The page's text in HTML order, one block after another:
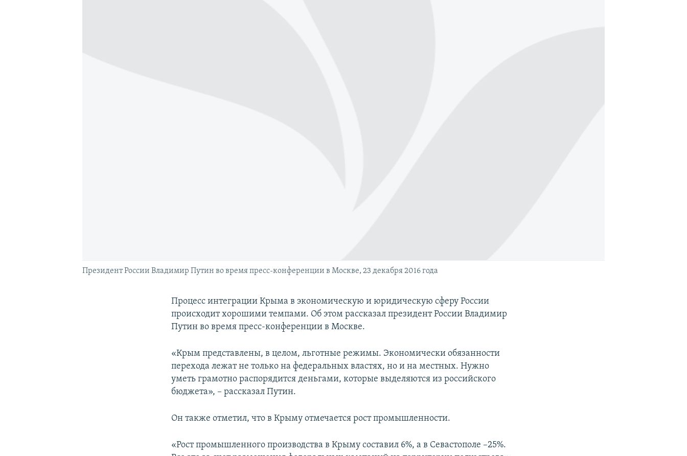
Президент России Владимир Путин во время пресс-конференции в Москве, 23 декабря 2016 года
Процесс интеграции Крыма в экономическую и юридическую сферу России
происходит хорошими темпами. Об этом рассказал президент России Владимир
Путин во время пресс-конференции в Москве.
«Крым представлены, в целом, льготные режимы. Экономически обязанности
перехода лежат не только на федеральных властях, но и на местных. Нужно
уметь грамотно распорядится деньгами, которые выделяются из российского
бюджета», – рассказал Путин.
Он также отметил, что в Крыму отмечается рост промышленности.
«Рост промышленного производства в Крыму составил 6%, а в Севастополе –25%.